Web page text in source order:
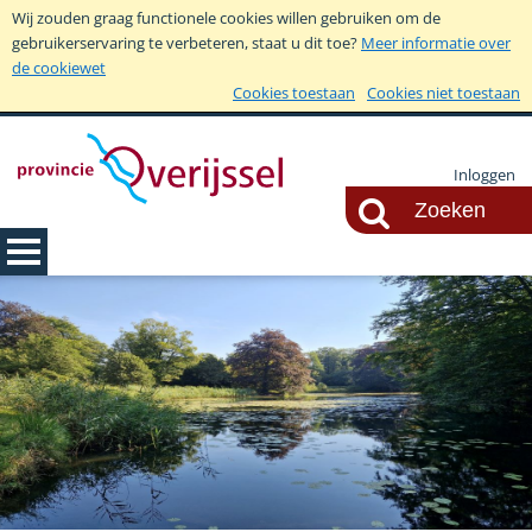
Wij zouden graag functionele cookies willen gebruiken om de
gebruikerservaring te verbeteren, staat u dit toe? Meer informatie over
de cookiewet
Cookies toestaan
Cookies niet toestaan
Inloggen